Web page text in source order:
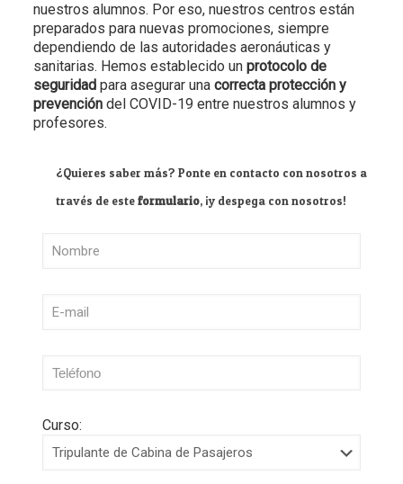
nuestros alumnos. Por eso, nuestros centros están
preparados para nuevas promociones, siempre
dependiendo de las autoridades aeronáuticas y
sanitarias. Hemos establecido un protocolo de
seguridadpara asegurar una correcta protección y
prevencióndel COVID-19 entre nuestros alumnos y
profesores.
¿Quieres saber más? Ponte en contacto con nosotros a
través de esteformulario, ¡y despega con nosotros!
Curso: